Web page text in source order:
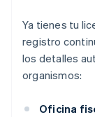
Ya tienes tu
registro
los detalles
organismos:
Oficina